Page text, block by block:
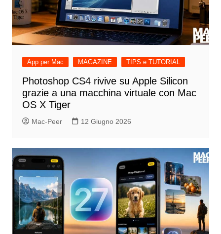
App per Mac MAGAZINE TIPS e TUTORIAL
Photoshop CS4 rivive su Apple Silicon
grazie a una macchina virtuale con Mac
OS X Tiger
Mac-Peer 12 Giugno 2026